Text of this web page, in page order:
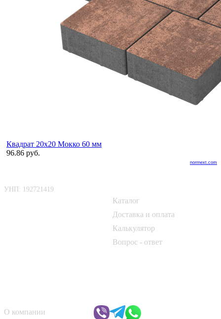
Квадрат 20х20 Мокко 60 мм
96.86 руб.
norrnext.com
УНП: 192721419
Каталог
Доставка и оплата
Калькулятор
Вопрос - ответ
О компании